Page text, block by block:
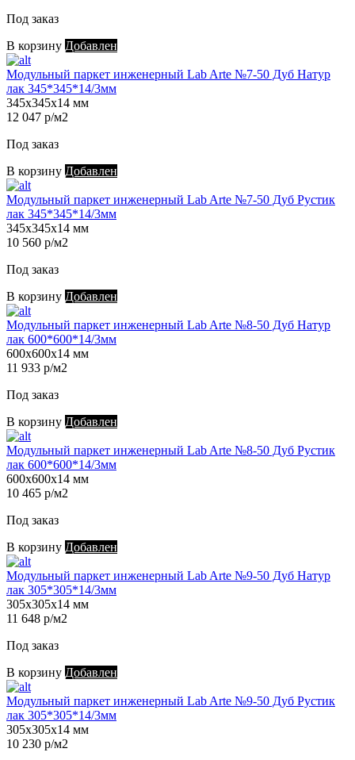
Под заказ
В корзину Добавлен
Модульный паркет инженерный Lab Arte №7-50 Дуб Натур
лак 345*345*14/3мм
345х345х14 мм
12 047 р/м2
Под заказ
В корзину Добавлен
Модульный паркет инженерный Lab Arte №7-50 Дуб Рустик
лак 345*345*14/3мм
345х345х14 мм
10 560 р/м2
Под заказ
В корзину Добавлен
Модульный паркет инженерный Lab Arte №8-50 Дуб Натур
лак 600*600*14/3мм
600х600х14 мм
11 933 р/м2
Под заказ
В корзину Добавлен
Модульный паркет инженерный Lab Arte №8-50 Дуб Рустик
лак 600*600*14/3мм
600х600х14 мм
10 465 р/м2
Под заказ
В корзину Добавлен
Модульный паркет инженерный Lab Arte №9-50 Дуб Натур
лак 305*305*14/3мм
305х305х14 мм
11 648 р/м2
Под заказ
В корзину Добавлен
Модульный паркет инженерный Lab Arte №9-50 Дуб Рустик
лак 305*305*14/3мм
305х305х14 мм
10 230 р/м2